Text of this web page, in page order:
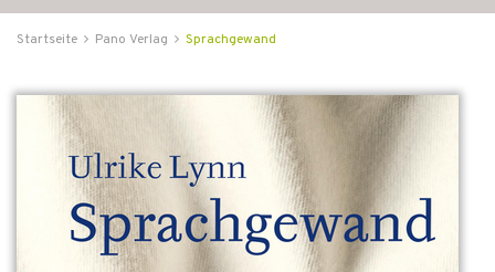
Startseite Pano Verlag Sprachgewand